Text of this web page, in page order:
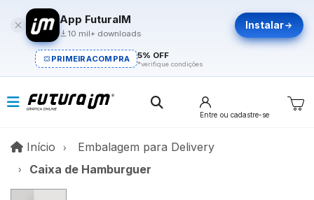
App FuturaIM
10 mil+ downloads
Instalar
PRIMEIRACOMPRA 5% OFF
*verifique condições
Entre ou cadastre-se
Início InícioEmbalagem para Delivery
Caixa de Hamburguer